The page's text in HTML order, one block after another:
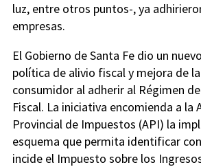
luz, entre otros puntos-, ya
empresas.
El Gobierno de Santa Fe dio un
política de alivio fiscal y mejora de
consumidor al adherir al Régimen
Fiscal. La iniciativa encomienda a la
Provincial de Impuestos (API) la
esquema que permita identificar
incide el Impuesto sobre los